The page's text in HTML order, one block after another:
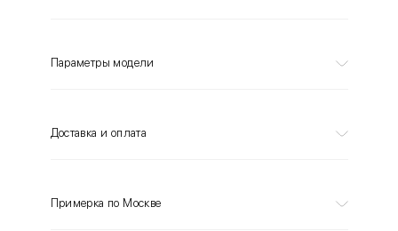
Параметры модели
Доставка и оплата
Примерка по Москве